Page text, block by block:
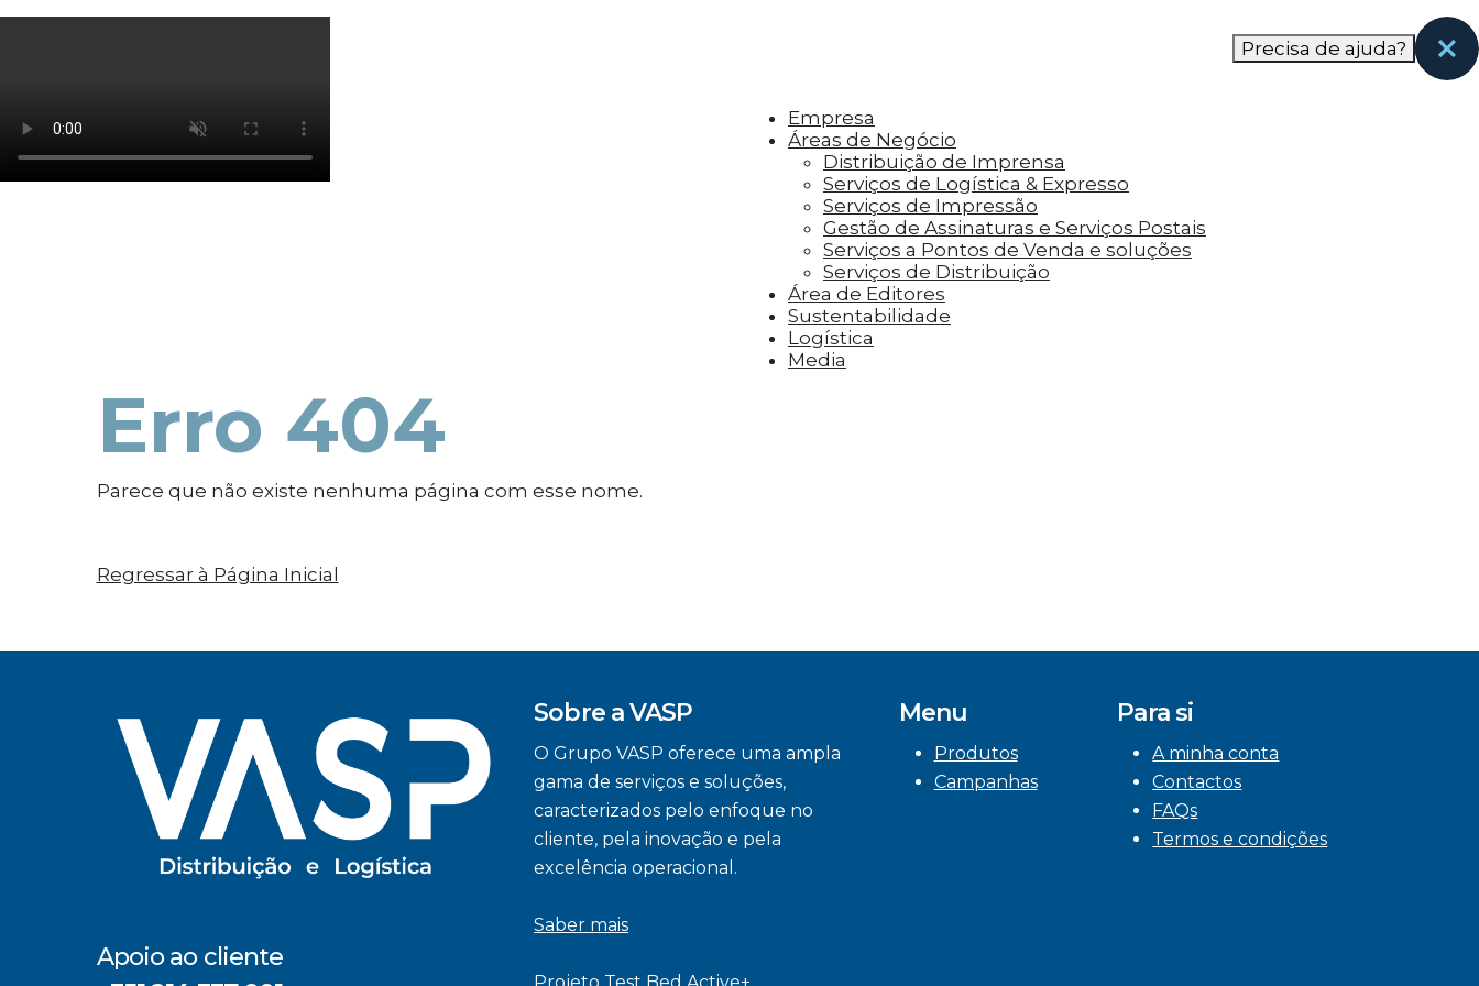
Os cookies de marketing são usados para entregar aos visitantes anúncios personalizados com base nas páginas que eles visitaram antes e analisar a
Precisa de ajuda?
Empresa
Áreas de Negócio
Distribuição de Imprensa
Serviços de Logística & Expresso
Serviços de Impressão
Gestão de Assinaturas e Serviços Postais
Serviços a Pontos de Venda e soluções
Serviços de Distribuição
Área de Editores
Sustentabilidade
Logística
Media
Erro 404
Parece que não existe nenhuma página com esse nome.
Regressar à Página Inicial
Apoio ao cliente
Sobre a VASP
O Grupo VASP oferece uma ampla
gama de serviços e soluções,
caracterizados pelo enfoque no
cliente, pela inovação e pela
excelência operacional.
Saber mais
Menu
Produtos
Campanhas
Para si
A minha conta
Contactos
FAQs
Termos e condições